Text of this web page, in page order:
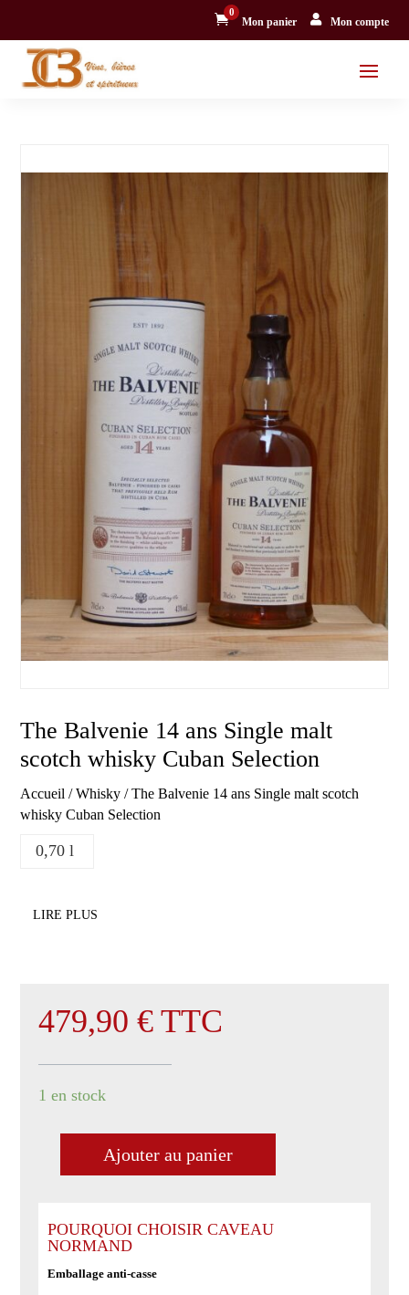

0
Mon panier  Mon compte
The Balvenie 14 ans Single malt
scotch whisky Cuban Selection
Accueil /Whisky / The Balvenie 14 ans Single malt scotch
whisky Cuban Selection
0,70 l
LIRE PLUS
479,90€ TTC
1 en stock
Balvenie
14
ans
Ajouter au panier
POURQUOI CHOISIR CAVEAU
NORMAND
Emballage anti-casse